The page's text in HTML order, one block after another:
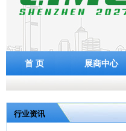
首 页 展商中心
行业资讯